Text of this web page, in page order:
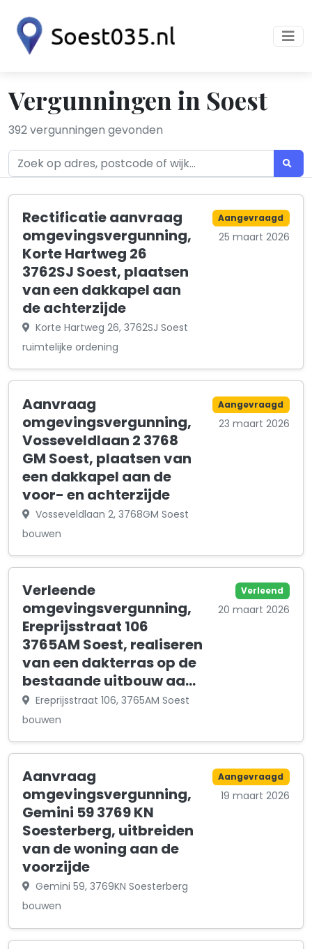
Vergunningen in Soest
392 vergunningen gevonden
Rectificatie aanvraag
omgevingsvergunning,
Korte Hartweg 26
3762SJ Soest, plaatsen
van een dakkapel aan
de achterzijde
Korte Hartweg 26, 3762SJ Soest
ruimtelijke ordening
Aangevraagd
25 maart 2026
Aanvraag
omgevingsvergunning,
Vosseveldlaan 2 3768
GM Soest, plaatsen van
een dakkapel aan de
voor- en achterzijde
Vosseveldlaan 2, 3768GM Soest
bouwen
Aangevraagd
23 maart 2026
Verleende
omgevingsvergunning,
Ereprijsstraat 106
3765AM Soest, realiseren
van een dakterras op de
bestaande uitbouw aa…
Ereprijsstraat 106, 3765AM Soest
bouwen
Verleend
20 maart 2026
Aanvraag
omgevingsvergunning,
Gemini 59 3769 KN
Soesterberg, uitbreiden
van de woning aan de
voorzijde
Gemini 59, 3769KN Soesterberg
bouwen
Aangevraagd
19 maart 2026